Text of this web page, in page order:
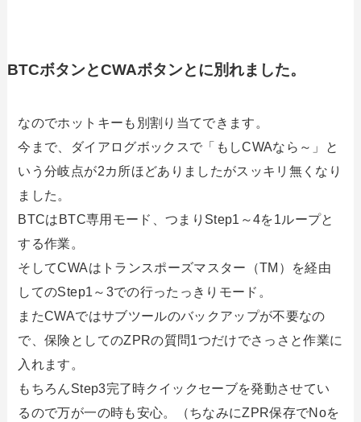
BTCボタンとCWAボタンとに別れました。
なのでホットキーも別割り当てできます。
今まで、ダイアログボックスで「もしCWAなら～」と
いう分岐点が2カ所ほどありましたがスッキリ無くなり
ました。
BTCはBTC専用モード、つまりStep1～4を1ループと
する作業。
そしてCWAはトランスポーズマスター（TM）を経由
してのStep1～3での行ったっきりモード。
またCWAではサブツールのバックアップが不要なの
で、保険としてのZPRの質問1つだけでさっさと作業に
入れます。
もちろんStep3完了時クイックセーブを発動させてい
るので万が一の時も安心。（ちなみにZPR保存でNoを